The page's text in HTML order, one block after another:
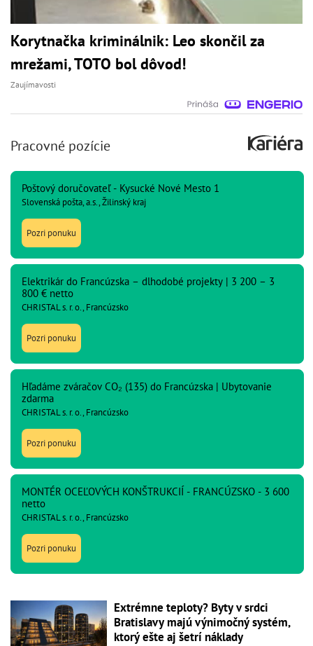
Korytnačka kriminálnik: Leo skončil za
mrežami, TOTO bol dôvod!
Zaujímavosti
Pracovné pozície
Poštový doručovateľ - Kysucké Nové Mesto 1
Slovenská pošta, a.s., Žilinský kraj
Pozri ponuku
Elektrikár do Francúzska – dlhodobé projekty | 3 200 – 3
800 € netto
CHRISTAL s. r. o., Francúzsko
Pozri ponuku
Hľadáme zváračov CO₂ (135) do Francúzska | Ubytovanie
zdarma
CHRISTAL s. r. o., Francúzsko
Pozri ponuku
MONTÉR OCEĽOVÝCH KONŠTRUKCIÍ - FRANCÚZSKO - 3 600
netto
CHRISTAL s. r. o., Francúzsko
Pozri ponuku
Extrémne teploty? Byty v srdci
Bratislavy majú výnimočný systém,
ktorý ešte aj šetrí náklady